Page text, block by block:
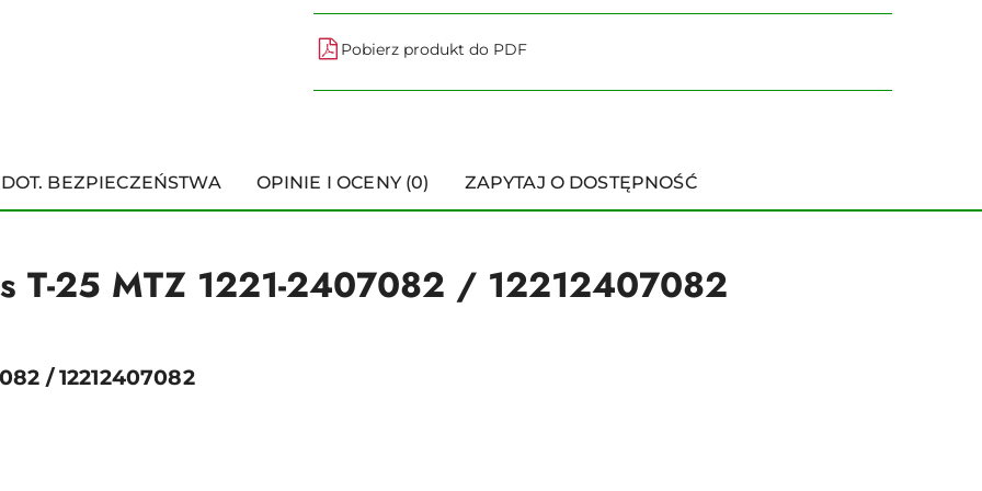
Pobierz produkt do PDF
BEZPIECZEŃSTWA OPINIE I OCENY (0) ZAPYTAJ O DOSTĘPNOŚĆ
T-25 MTZ 1221-2407082 / 12212407082
/ 12212407082